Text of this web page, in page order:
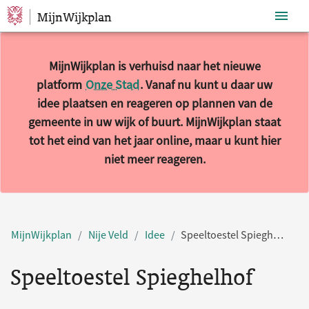
Sla navigatie over
MijnWijkplan
MijnWijkplan is verhuisd naar het nieuwe
platform Onze Stad. Vanaf nu kunt u daar uw
idee plaatsen en reageren op plannen van de
gemeente in uw wijk of buurt. MijnWijkplan staat
tot het eind van het jaar online, maar u kunt hier
niet meer reageren.
MijnWijkplan Nije Veld Idee Speeltoestel Spieghelhof
Speeltoestel Spieghelhof